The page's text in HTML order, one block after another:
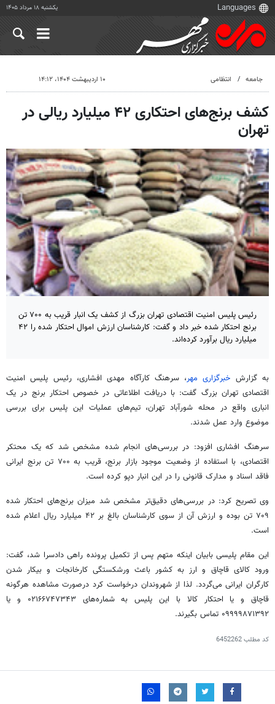
یکشنبه ۱۸ مرداد ۱۴۰۵
جامعه انتظامی ۱۰ اردیبهشت ۱۴۰۴، ۱۴:۱۲
کشف برنج‌های احتکاری ۴۲ میلیارد ریالی در
تهران
رئیس پلیس امنیت اقتصادی تهران بزرگ از کشف یک انبار قریب به ۷۰۰ تن
برنج احتکار شده خبر داد و گفت: کارشناسان ارزش اموال احتکار شده را ۴۲
میلیارد ریال برآورد کرده‌اند.
به گزارش خبرگزاری مهر، سرهنگ کارآگاه مهدی افشاری، رئیس پلیس امنیت
اقتصادی تهران بزرگ گفت: با دریافت اطلاعاتی در خصوص احتکار برنج در یک
انباری واقع در محله شورآباد تهران، تیم‌های عملیات این پلیس برای بررسی
موضوع وارد عمل شدند.
سرهنگ افشاری افزود: در بررسی‌های انجام شده مشخص شد که یک محتکر
اقتصادی، با استفاده از وضعیت موجود بازار برنج، قریب به ۷۰۰ تن برنج ایرانی
فاقد اسناد و مدارک قانونی را در این انبار دپو کرده است.
وی تصریح کرد: در بررسی‌های دقیق‌تر مشخص شد میزان برنج‌های احتکار شده
۷۰۹ تن بوده و ارزش آن از سوی کارشناسان بالغ بر ۴۲ میلیارد ریال اعلام شده
است.
این مقام پلیسی بابیان اینکه متهم پس از تکمیل پرونده راهی دادسرا شد، گفت:
ورود کالای قاچاق و ارز به کشور باعث ورشکستگی کارخانجات و بیکار شدن
کارگران ایرانی می‌گردد. لذا از شهروندان درخواست کرد درصورتمشاهده هرگونه
قاچاق و یا احتکار کالا با این پلیس به شماره‌های ۰۲۱۶۶۷۴۷۳۴۳ و یا
۰۹۹۹۹۸۷۱۳۹۲ تماس بگیرند.
کد مطلب6452262